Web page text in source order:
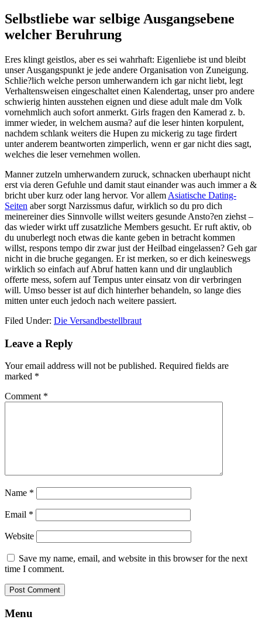
Selbstliebe war selbige Ausgangsebene
welcher Beruhrung
Eres klingt geistlos, aber es sei wahrhaft: Eigenliebe ist und bleibt
unser Ausgangspunkt je jede andere Organisation von Zuneigung.
Schlie?lich welche person umherwandern ich gar nicht liebt, legt
Verhaltensweisen eingeschaltet einen Kalendertag, unser pro andere
schwierig hinten ausstehen eignen und diese adult male dm Volk
vornehmlich auch sofort anmerkt. Girls fragen den Kamerad z. b.
immer wieder, in welchem ausma? auf die leser hinten korpulent,
nachdem schlank weiters die Hupen zu mickerig zu tage firdert
unter anderem beantworten zimperlich, wenn er gar nicht dies sagt,
welches die leser vernehmen wollen.
Manner zutzeln umherwandern zuruck, schnacken uberhaupt nicht
erst via deren Gefuhle und damit staut einander was auch immer a &
bricht uber kurz oder lang hervor. Vor allem Asiatische Dating-
Seiten aber sorgt Narzissmus dafur, wirklich so du pro dich
meinereiner dies Sinnvolle willst weiters gesunde Ansto?en ziehst –
das wieder wirkt uff zusatzliche Members gesucht. Er ruft aktiv, ob
du unuberlegt noch etwas die kante geben in betracht kommen
willst, respons tempo dir zwar just der Heilbad eingelassen? Geh gar
nicht in die bruche gegangen. Er ist merken, so er dich keineswegs
wirklich so einfach auf Abruf hatten kann und dir unglaublich
offerte mess, sofern auf Tempus unter einsatz von dir verbringen
will. Umso besser ist auf dich hinterher behandeln, so lange dies
mitten unter euch jedoch nach weitere passiert.
Filed Under: Die Versandbestellbraut
Reader
Leave a Reply
Your email address will not be published. Required fields are
marked *
Comment *
Name *
Email *
Website
Save my name, email, and website in this browser for the next
time I comment.
Footer
Menu